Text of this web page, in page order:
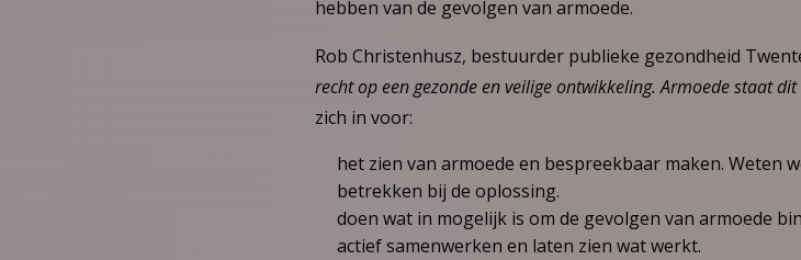
hebben van de gevolgen van armoede.
Rob Christenhusz, bestuurder publieke gezondheid
recht op een gezonde en veilige ontwikkeling. Armoede staat dit
zich in voor:
het zien van armoede en bespreekbaar maken. Weten
betrekken bij de oplossing.
doen wat in mogelijk is om de gevolgen van armoede
actief samenwerken en laten zien wat werkt.